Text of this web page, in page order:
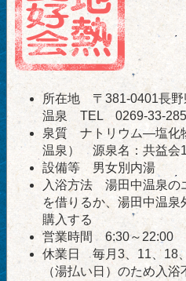
所在地 〒381-0401長野
温泉 TEL 0269-33-
泉質 ナトリウム―塩化
温泉） 源泉名：共益会
設備等 男女別内湯
入浴方法 湯田中温泉の
を借りるか、湯田中温
購入する
営業時間 6:30～22:00
休業日 毎月3、11、18
（湯払い日）のため入浴